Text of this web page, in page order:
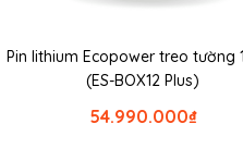
Pin lithium Ecopower treo tường
(ES-BOX12 Plus)
₫
54.990.000